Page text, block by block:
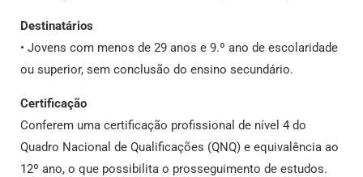
Destinatários
• Jovens com menos de 29 anos e 9.º ano de escolaridade
ou superior, sem conclusão do ensino secundário.
Certificação
Conferem uma certificação profissional de nível 4 do
Quadro Nacional de Qualificações (QNQ) e equivalência ao
12º ano, o que possibilita o prosseguimento de estudos.